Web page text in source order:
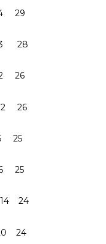
29
28
26
25
25
24
24